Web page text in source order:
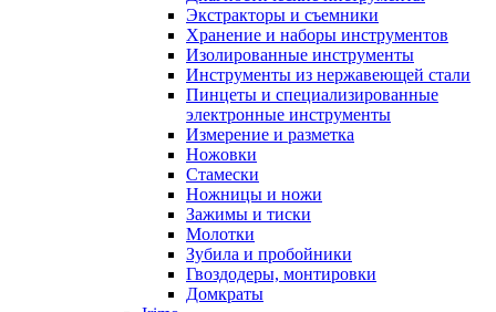
Экстракторы и съемники
Хранение и наборы инструментов
Изолированные инструменты
Инструменты из нержавеющей стали
Пинцеты и специализированные
электронные инструменты
Измерение и разметка
Ножовки
Стамески
Ножницы и ножи
Зажимы и тиски
Молотки
Зубила и пробойники
Гвоздодеры, монтировки
Домкраты